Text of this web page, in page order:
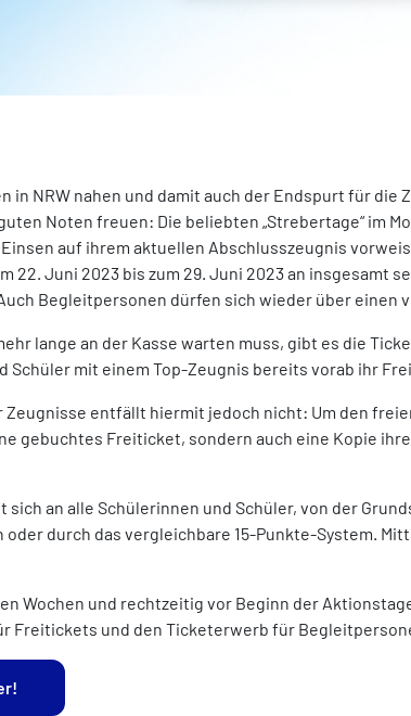
in NRW nahen und damit auch der Endspurt für
Noten freuen: Die beliebten „Strebertage“ im
auf ihrem aktuellen Abschlusszeugnis
22. Juni 2023 bis zum 29. Juni 2023 an insgesamt
Begleitpersonen dürfen sich wieder über
lange an der Kasse warten muss, gibt es die
Schüler mit einem Top-Zeugnis bereits vorab ihr
Zeugnisse entfällt hiermit jedoch nicht: Um den
gebuchtes Freiticket, sondern auch eine Kopie
sich an alle Schülerinnen und Schüler, von der
oder durch das vergleichbare 15-Punkte-System.
Wochen und rechtzeitig vor Beginn der
Freitickets und den Ticketerwerb für